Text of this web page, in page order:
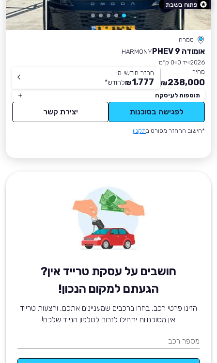
טמרה
אומודה 9 PHEV
HARMONY
2026 יד 0
0 ק״מ
מחיר
238,000
₪
החזר חודשי מ-
1,777
₪לחודש*
תוספות לעיסקה
לפגישה בסוכנות יצירת קשר
*חישוב ההחזר מפורט בתקנון
פתוח בשבת
חושבים על עסקת טרייד אין?
הגעתם למקום הנכון!
הזינו פרטי רכב, בחרו ברכבים שמעניינים אתכם, והצעות טרייד
אין מסוכנויות יתחילו לזרום לטלפון הנייד שלכם!
מספר רכב